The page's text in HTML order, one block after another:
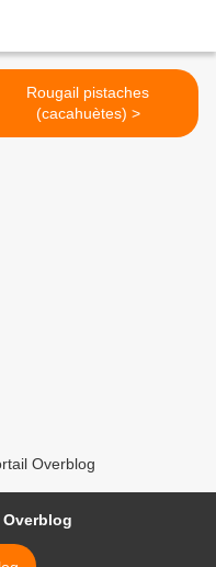
Rougail pistaches
(cacahuètes) >
Overblog